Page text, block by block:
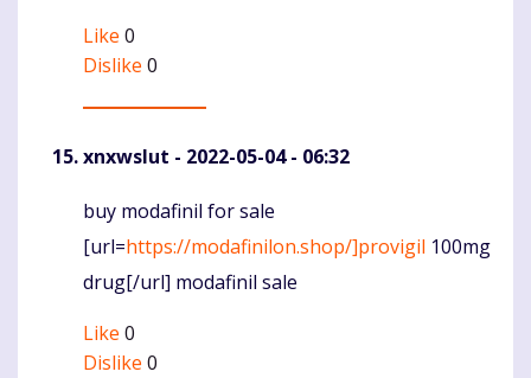
Like 0
Dislike 0
xnxwslut - 2022-05-04 - 06:32
Komentaras
buy modafinil for sale
[url=https://modafinilon.shop/]provigil 100mg
drug[/url] modafinil sale
Like 0
Dislike 0